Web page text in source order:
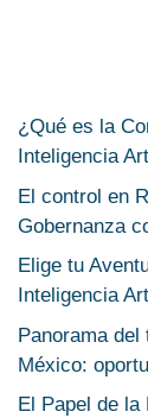
¿Qué es la
Inteligencia
El control en
Gobernanza
Elige tu
Inteligencia
Panorama del
México:
El Papel de la